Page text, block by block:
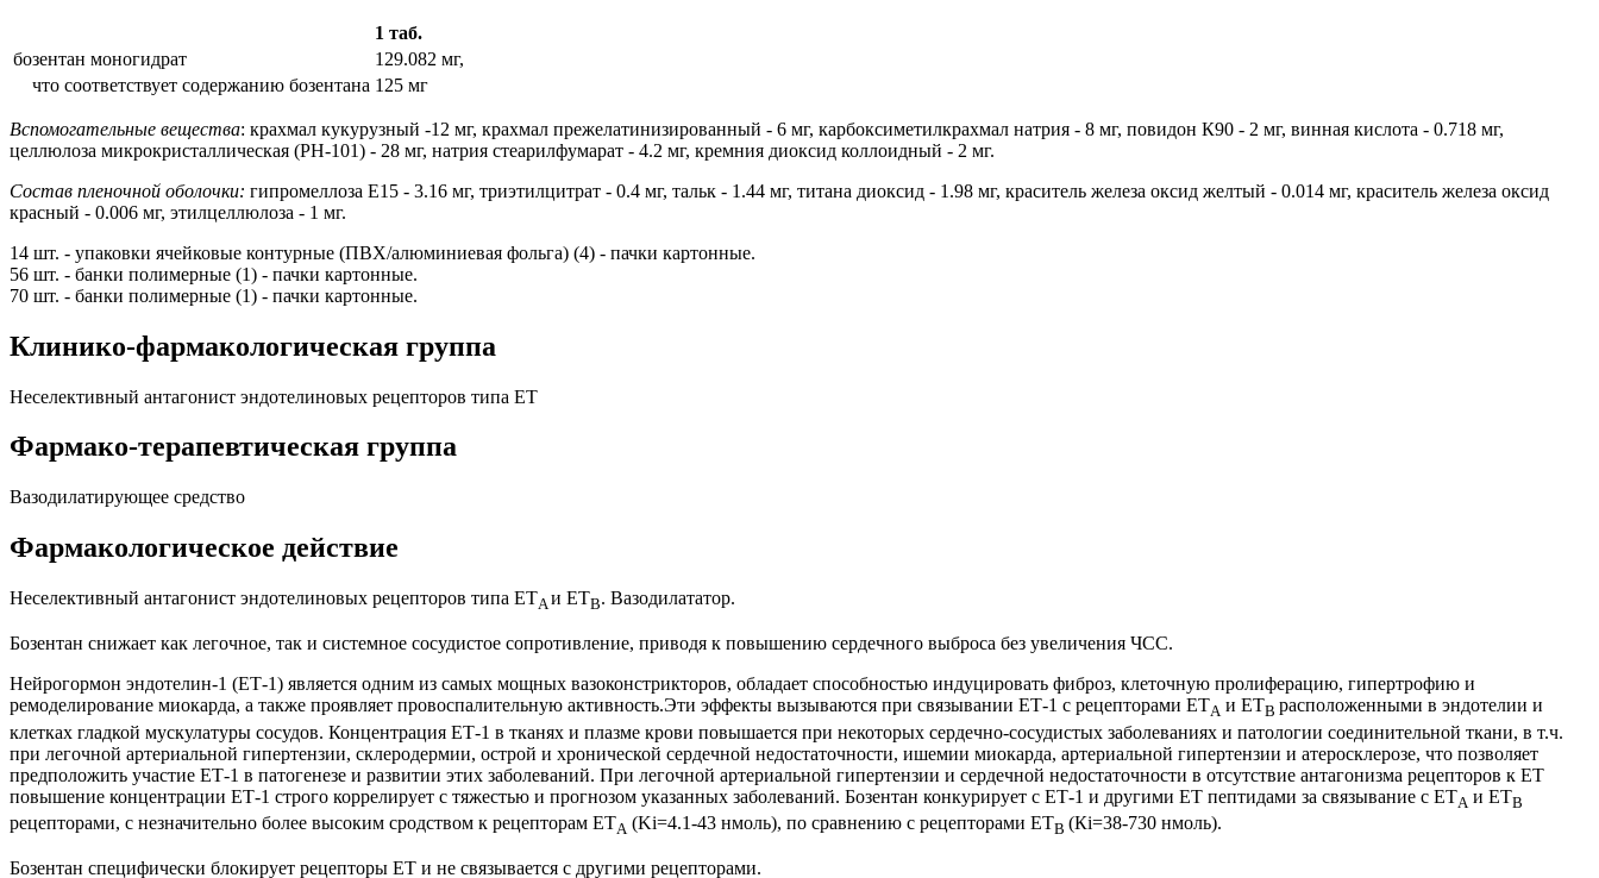
1 таб.
бозентан моногидрат
129.082 мг,
что соответствует содержанию бозентана 125 мг
Вспомогательные вещества: крахмал кукурузный -12 мг, крахмал прежелатинизированный - 6 мг, карбоксиметилкрахмал натрия - 8 мг, повидон К90 - 2 мг, винная кислота - 0.718 мг,
целлюлоза микрокристаллическая (PH-101) - 28 мг, натрия стеарилфумарат - 4.2 мг, кремния диоксид коллоидный - 2 мг.
Состав пленочной оболочки: гипромеллоза Е15 - 3.16 мг, триэтилцитрат - 0.4 мг, тальк - 1.44 мг, титана диоксид - 1.98 мг, краситель железа оксид желтый - 0.014 мг, краситель железа оксид
красный - 0.006 мг, этилцеллюлоза - 1 мг.
14 шт. - упаковки ячейковые контурные (ПВХ/алюминиевая фольга) (4) - пачки картонные.
56 шт. - банки полимерные (1) - пачки картонные.
70 шт. - банки полимерные (1) - пачки картонные.
Клинико-фармакологическая группа
Неселективный антагонист эндотелиновых рецепторов типа ET
Фармако-терапевтическая группа
Вазодилатирующее средство
Фармакологическое действие
Неселективный антагонист эндотелиновых рецепторов типа ETAи ETB. Вазодилататор.
Бозентан снижает как легочное, так и системное сосудистое сопротивление, приводя к повышению сердечного выброса без увеличения ЧСС.
Нейрогормон эндотелин-1 (ЕТ-1) является одним из самых мощных вазоконстрикторов, обладает способностью индуцировать фиброз, клеточную пролиферацию, гипертрофию и
ремоделирование миокарда, а также проявляет провоспалительную активность.Эти эффекты вызываются при связывании ЕТ-1 с рецепторами ЕТА и ЕТВ расположенными в эндотелии и
клетках гладкой мускулатуры сосудов. Концентрация ЕТ-1 в тканях и плазме крови повышается при некоторых сердечно-сосудистых заболеваниях и патологии соединительной ткани, в т.ч.
при легочной артериальной гипертензии, склеродермии, острой и хронической сердечной недостаточности, ишемии миокарда, артериальной гипертензии и атеросклерозе, что позволяет
предположить участие ЕТ-1 в патогенезе и развитии этих заболеваний. При легочной артериальной гипертензии и сердечной недостаточности в отсутствие антагонизма рецепторов к ЕТ
повышение концентрации ЕТ-1 строго коррелирует с тяжестью и прогнозом указанных заболеваний. Бозентан конкурирует с ЕТ-1 и другими ЕТ пептидами за связывание с ЕТА и ЕТВ
рецепторами, с незначительно более высоким сродством к рецепторам ЕТА (Ki=4.1-43 нмоль), по сравнению с рецепторами ЕТВ (Кi=38-730 нмоль).
Бозентан специфически блокирует рецепторы ЕТ и не связывается с другими рецепторами.